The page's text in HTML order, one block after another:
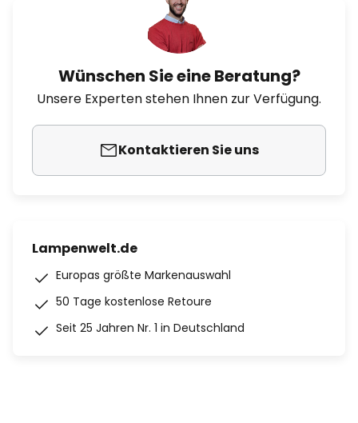
Wünschen Sie eine Beratung?
Unsere Experten stehen Ihnen zur Verfügung.
Kontaktieren Sie uns
Lampenwelt.de
Europas größte Markenauswahl
50 Tage kostenlose Retoure
Seit 25 Jahren Nr. 1 in Deutschland